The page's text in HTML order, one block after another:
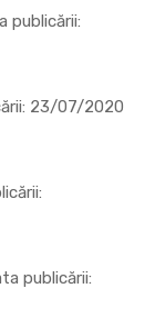
publicării:
23/07/2020
publicării: